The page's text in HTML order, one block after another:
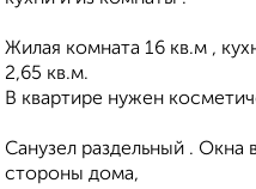
Жилая комната 16 кв.м ,
2,65 кв.м.
В квартире нужен
Санузел раздельный . Окна
стороны дома,